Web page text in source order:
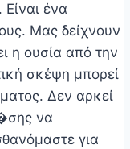
Είναι ένα
Μας δείχνουν
η ουσία από την
σκέψη μπορεί
Δεν αρκεί
να
για